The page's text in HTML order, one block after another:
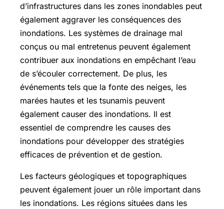
d’infrastructures dans les zones inondables peut
également aggraver les conséquences des
inondations. Les systèmes de drainage mal
conçus ou mal entretenus peuvent également
contribuer aux inondations en empêchant l’eau
de s’écouler correctement. De plus, les
événements tels que la fonte des neiges, les
marées hautes et les tsunamis peuvent
également causer des inondations. Il est
essentiel de comprendre les causes des
inondations pour développer des stratégies
efficaces de prévention et de gestion.
Les facteurs géologiques et topographiques
peuvent également jouer un rôle important dans
les inondations. Les régions situées dans les